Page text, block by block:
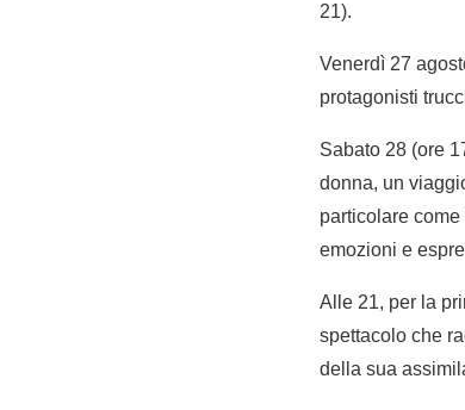
21).
Venerdì 27
protagonisti
Sabato 28 (ore
donna, un
particolare
emozioni e
Alle 21, per la
spettacolo che
della sua